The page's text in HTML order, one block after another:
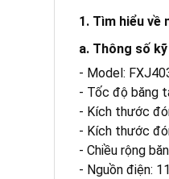
b. Cấu
a. Tăng
b. Đường
c. Xử lý
d. Tùy
e. Thiết
1. Tìm hiểu về
a. Thông số
- Model:
- Tốc độ băng
- Kích thước
- Kích thước
- Chiều rộng
- Nguồn điện: